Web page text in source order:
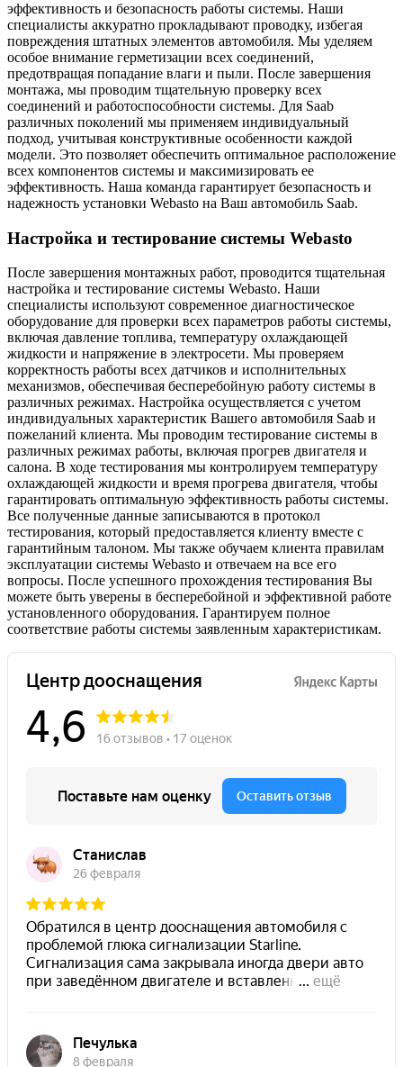
эффективность и безопасность работы системы. Наши
специалисты аккуратно прокладывают проводку, избегая
повреждения штатных элементов автомобиля. Мы уделяем
особое внимание герметизации всех соединений,
предотвращая попадание влаги и пыли. После завершения
монтажа, мы проводим тщательную проверку всех
соединений и работоспособности системы. Для Saab
различных поколений мы применяем индивидуальный
подход, учитывая конструктивные особенности каждой
модели. Это позволяет обеспечить оптимальное расположение
всех компонентов системы и максимизировать ее
эффективность. Наша команда гарантирует безопасность и
надежность установки Webasto на Ваш автомобиль Saab.
Настройка и тестирование системы Webasto
После завершения монтажных работ, проводится тщательная
настройка и тестирование системы Webasto. Наши
специалисты используют современное диагностическое
оборудование для проверки всех параметров работы системы,
включая давление топлива, температуру охлаждающей
жидкости и напряжение в электросети. Мы проверяем
корректность работы всех датчиков и исполнительных
механизмов, обеспечивая бесперебойную работу системы в
различных режимах. Настройка осуществляется с учетом
индивидуальных характеристик Вашего автомобиля Saab и
пожеланий клиента. Мы проводим тестирование системы в
различных режимах работы, включая прогрев двигателя и
салона. В ходе тестирования мы контролируем температуру
охлаждающей жидкости и время прогрева двигателя, чтобы
гарантировать оптимальную эффективность работы системы.
Все полученные данные записываются в протокол
тестирования, который предоставляется клиенту вместе с
гарантийным талоном. Мы также обучаем клиента правилам
эксплуатации системы Webasto и отвечаем на все его
вопросы. После успешного прохождения тестирования Вы
можете быть уверены в бесперебойной и эффективной работе
установленного оборудования. Гарантируем полное
соответствие работы системы заявленным характеристикам.